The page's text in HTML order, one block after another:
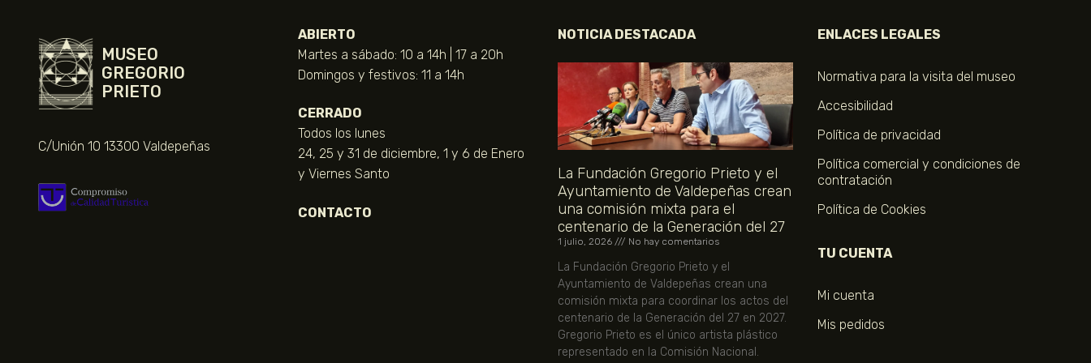
MUSEO
GREGORIO
PRIETO
C/Unión 10 13300 Valdepeñas
ABIERTO
Martes a sábado: 10 a 14h | 17 a 20h
Domingos y festivos: 11 a 14h
CERRADO
Todos los lunes
24, 25 y 31 de diciembre, 1 y 6 de Enero
y Viernes Santo
CONTACTO
NOTICIA DESTACADA
La Fundación Gregorio Prieto y el
Ayuntamiento de Valdepeñas crean
una comisión mixta para el
centenario de la Generación del 27
1 julio, 2026 No hay comentarios
La Fundación Gregorio Prieto y el
Ayuntamiento de Valdepeñas crean una
comisión mixta para coordinar los actos del
centenario de la Generación del 27 en 2027.
Gregorio Prieto es el único artista plástico
representado en la Comisión Nacional.
ENLACES LEGALES
Normativa para la visita del museo
Accesibilidad
Política de privacidad
Política comercial y condiciones de
contratación
Política de Cookies
TU CUENTA
Mi cuenta
Mis pedidos